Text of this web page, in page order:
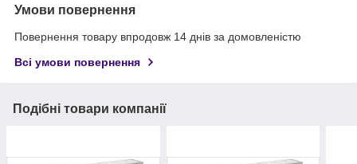
Умови повернення
Повернення товару впродовж 14 днів за домовленістю
Всі умови повернення
Подібні товари компанії